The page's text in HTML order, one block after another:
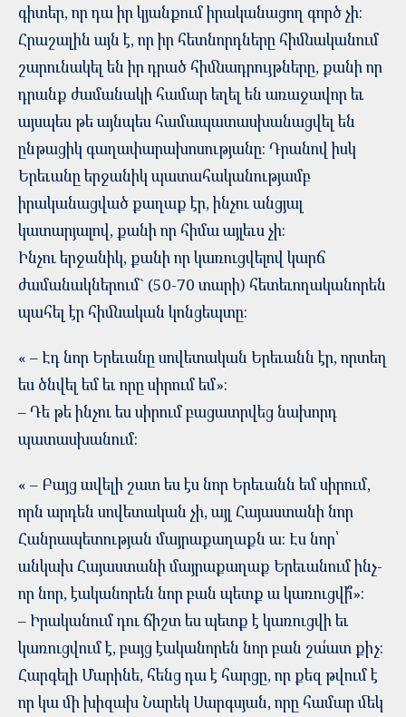
գիտեր, որ դա իր կյանքում իրականացող գործ չի:
Հրաշալին այն է, որ իր հետնորդները հիմնականում
շարունակել են իր դրած հիմնադրույթները, քանի որ
դրանք ժամանակի համար եղել են առաջավոր եւ
այսպես թե այնպես համապատասխանացվել են
ընթացիկ գաղափարախոսությանը: Դրանով իսկ
Երեւանը երջանիկ պատահականությամբ
իրականացված քաղաք էր, ինչու անցյալ
կատարյալով, քանի որ հիմա այլեւս չի:
Ինչու երջանիկ, քանի որ կառուցվելով կարճ
ժամանակներում` (50-70 տարի) հետեւողականորեն
պահել էր հիմնական կոնցեպտը:
« – Էդ նոր Երեւանը սովետական Երեւանն էր, որտեղ
ես ծնվել եմ եւ որը սիրում եմ»:
– Դե թե ինչու ես սիրում բացատրվեց նախորդ
պատասխանում:
« – Բայց ավելի շատ ես էս նոր Երեւանն եմ սիրում,
որն արդեն սովետական չի, այլ Հայաստանի նոր
Հանրապետության մայրաքաղաքն ա։ Էս նոր՝
անկախ Հայաստանի մայրաքաղաք Երեւանում ինչ-
որ նոր, էականորեն նոր բան պետք ա կառուցվի՞»։
– Իրականում դու ճիշտ ես պետք է կառուցվի եւ
կառուցվում է, բայց էականորեն նոր բան շա՛ատ քիչ:
Հարգելի Մարինե, հենց դա է հարցը, որ քեզ թվում է
որ կա մի խիզախ Նարեկ Սարգսյան, որը համար մեկ